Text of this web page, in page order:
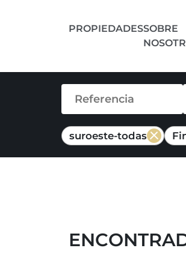
PROPIEDADESSOBRE
suroeste-todas